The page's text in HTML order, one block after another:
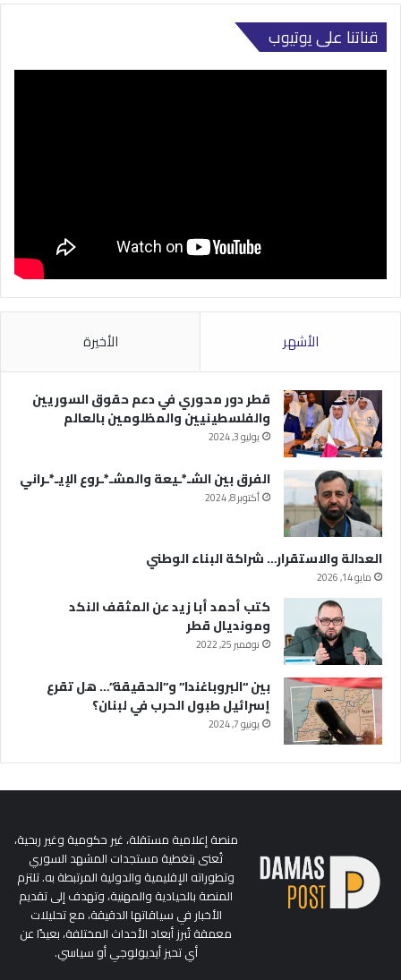
قناتنا على يوتيوب
الأشهر الأخيرة
قطر دور محوري في دعم حقوق السوريين
والفلسطينيين والمظلومين بالعالم
يوليو 3, 2024
الفرق بين الشـ*ـيعة والمشـ*ـروع الإيـ*ـراني
أكتوبر 8, 2024
العدالة والاستقرار… شراكة البناء الوطني
مايو 14, 2026
كتب أحمد أبا زيد عن المثقف النكد
ومونديال قطر
نوفمبر 25, 2022
بين “البروباغندا” و”الحقيقة”… هل تقرع
إسرائيل طبول الحرب في لبنان؟
يونيو 7, 2024
منصة إعلامية مستقلة، غير حكومية وغير ربحية،
تُعنى بتغطية مستجدات المشهد السوري
وتطوراته الإقليمية والدولية المرتبطة به. تلتزم
المنصة بالحيادية والمهنية، وتهدف إلى تقديم
الأخبار في سياقاتها الدقيقة، مع تحليلات
معمقة تُبرز أبعاد الأحداث المختلفة، بعيدًا عن
أي تحيز أيديولوجي أو سياسي.